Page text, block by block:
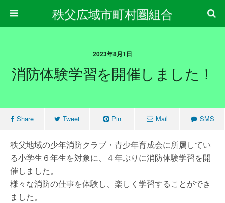
秩父広域市町村圏組合
2023年8月1日
消防体験学習を開催しました！
Share Tweet Pin Mail SMS
秩父地域の少年消防クラブ・青少年育成会に所属してい
る小学生６年生を対象に、４年ぶりに消防体験学習を開
催しました。
様々な消防の仕事を体験し、楽しく学習することができ
ました。